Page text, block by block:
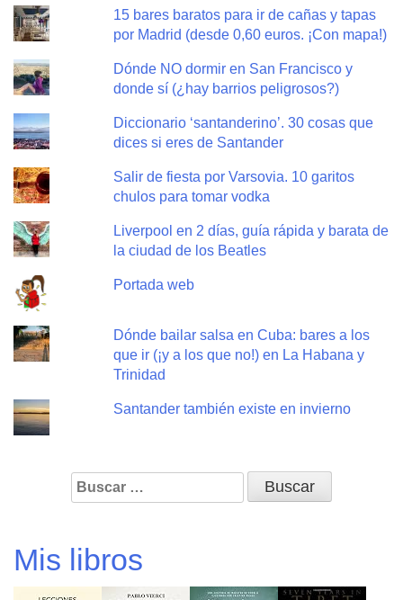
15 bares baratos para ir de cañas y tapas
por Madrid (desde 0,60 euros. ¡Con mapa!)
Dónde NO dormir en San Francisco y
donde sí (¿hay barrios peligrosos?)
Diccionario ‘santanderino’. 30 cosas que
dices si eres de Santander
Salir de fiesta por Varsovia. 10 garitos
chulos para tomar vodka
Liverpool en 2 días, guía rápida y barata de
la ciudad de los Beatles
Portada web
Dónde bailar salsa en Cuba: bares a los
que ir (¡y a los que no!) en La Habana y
Trinidad
Santander también existe en invierno
Buscar:
Mis libros